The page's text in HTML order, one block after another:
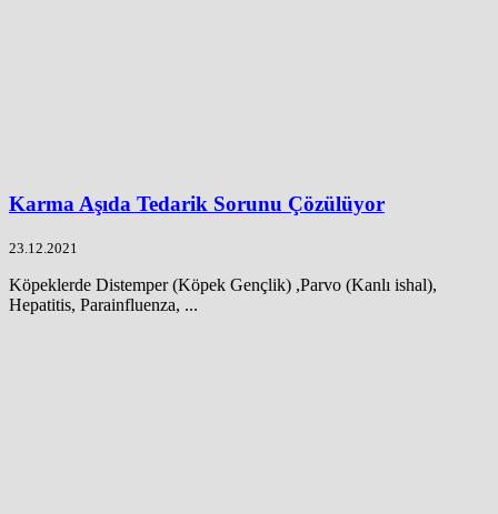
Karma Aşıda Tedarik Sorunu Çözülüyor
23.12.2021
Köpeklerde Distemper (Köpek Gençlik) ,Parvo (Kanlı ishal),
Hepatitis, Parainfluenza, ...